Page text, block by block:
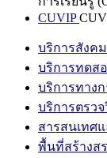
CUVIP
บริการสังคม
บริการทดส
บริการทาง
บริการตรว
สารสนเทศ
พื้นที่สร้างส